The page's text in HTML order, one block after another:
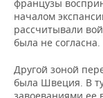
французы
началом
рассчитывали
была не согласна.
Другой зоной
была Швеция. В